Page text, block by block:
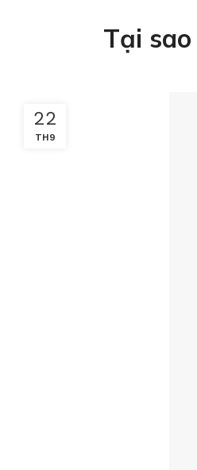
Tại
22
TH9